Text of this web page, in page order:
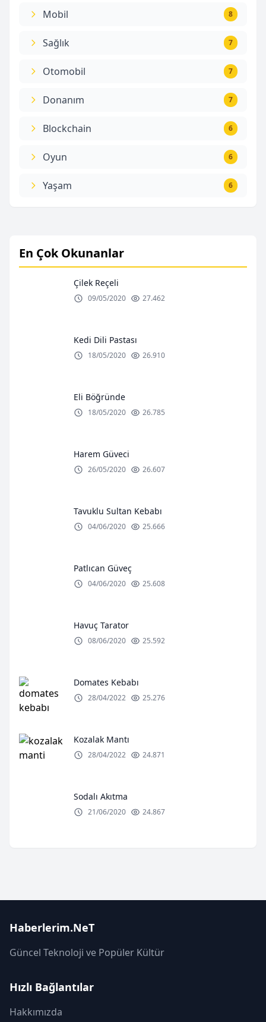
Mobil 8
Sağlık 7
Otomobil 7
Donanım 7
Blockchain 6
Oyun 6
Yaşam 6
En Çok Okunanlar
Çilek Reçeli
09/05/2020 27.462
Kedi Dili Pastası
18/05/2020 26.910
Eli Böğründe
18/05/2020 26.785
Harem Güveci
26/05/2020 26.607
Tavuklu Sultan Kebabı
04/06/2020 25.666
Patlıcan Güveç
04/06/2020 25.608
Havuç Tarator
08/06/2020 25.592
Domates Kebabı
28/04/2022 25.276
Kozalak Mantı
28/04/2022 24.871
Sodalı Akıtma
21/06/2020 24.867
Haberlerim.NeT
Güncel Teknoloji ve Popüler Kültür
Hızlı Bağlantılar
Hakkımızda